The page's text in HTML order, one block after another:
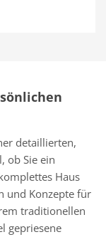
detaillierten,
ob Sie ein
Haus
und Konzepte für
traditionellen
gepriesene